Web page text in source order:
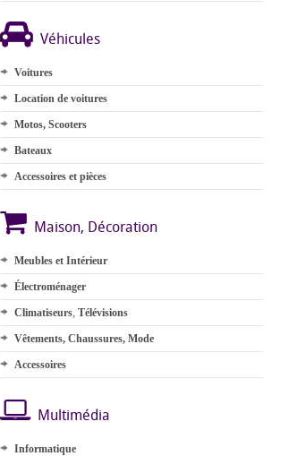
Véhicules
Voitures
Location de voitures
Motos, Scooters
Bateaux
Accessoires et pièces
Maison, Décoration
Meubles et Intérieur
Électroménager
Climatiseurs, Télévisions
Vêtements, Chaussures, Mode
Accessoires
Multimédia
Informatique